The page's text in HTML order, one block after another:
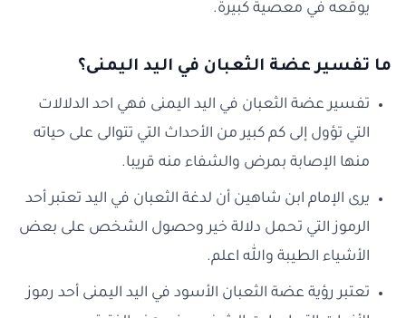
يوقعه في معصية كبيرة.
ما تفسير عضة الثعبان في اليد اليمنى؟
تفسير عضة الثعبان في اليد اليمنى فهي احد الدلالات
التي تؤول إلى كم كبير من الأحداث التي تتوالى على حياته
منها الإصابة بمرض والشفاء منه قريبا.
يرى الإمام ابن شاهين أن لدغة الثعبان في اليد تعتبر أحد
الرموز التي تحمل دلالة خير وحصول الشخص على بعض
الأشياء الطيبة والله اعلم.
تعتبر رؤية عضة الثعبان الأسود في اليد اليمنى أحد رموز